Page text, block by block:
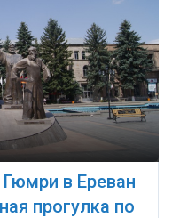
в Ереван
прогулка по